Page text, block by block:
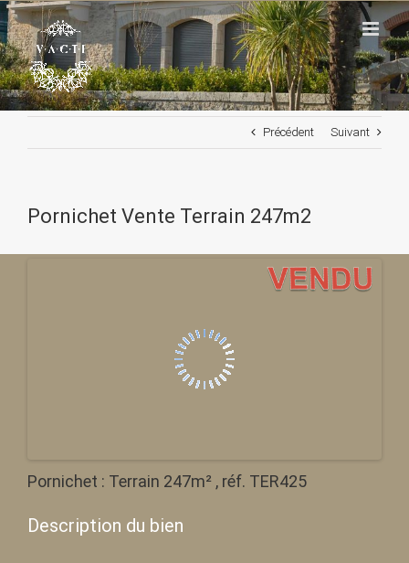
Passer
au
contenu
Précédent Suivant
Pornichet Vente Terrain 247m2
Pornichet : Terrain 247m² , réf. TER425
Description du bien